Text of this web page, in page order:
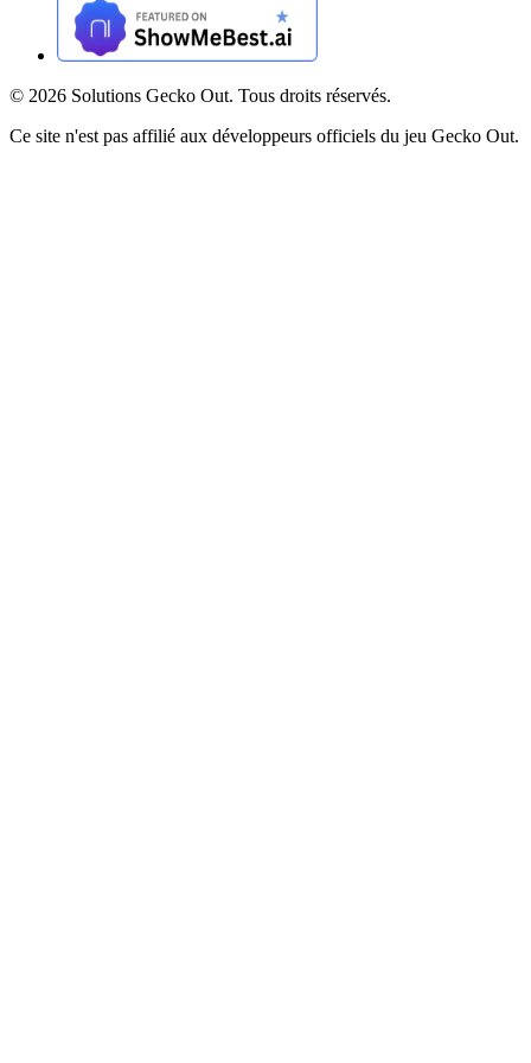
© 2026 Solutions Gecko Out. Tous droits réservés.
Ce site n'est pas affilié aux développeurs officiels du jeu Gecko Out.